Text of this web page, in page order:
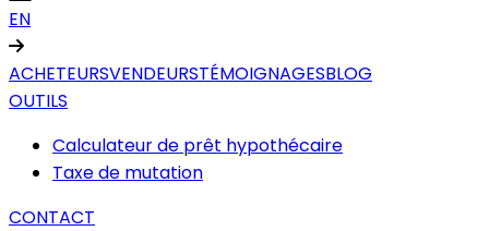
EN
ACHETEURSVENDEURSTÉMOIGNAGESBLOG
OUTILS
Calculateur de prêt hypothécaire
Taxe de mutation
CONTACT